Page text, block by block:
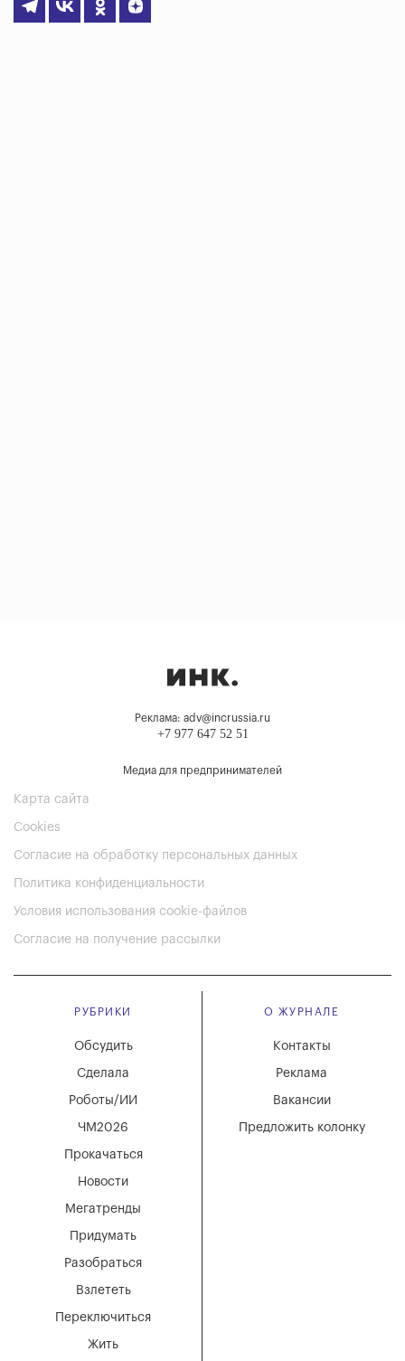
Реклама: adv@incrussia.ru
+7 977 647 52 51
Медиа для предпринимателей
Карта сайта
Cookies
Согласие на обработку персональных данных
Политика конфиденциальности
Условия использования cookie-файлов
Согласие на получение рассылки
РУБРИКИ
Мегатренды
Придумать
Разобраться
Взлететь
Новости
Переключиться
Жить
Обсудить
Сделала
Роботы/ИИ
ЧМ2026
Прокачаться
О ЖУРНАЛЕ
Вакансии
Реклама
Контакты
Предложить колонку